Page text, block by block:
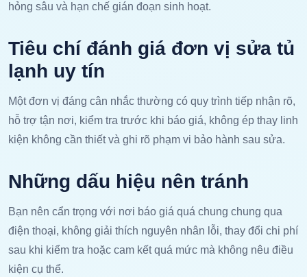
hỏng sâu và hạn chế gián đoạn sinh hoạt.
Tiêu chí đánh giá đơn vị sửa tủ
lạnh uy tín
Một đơn vị đáng cân nhắc thường có quy trình tiếp nhận rõ,
hỗ trợ tận nơi, kiểm tra trước khi báo giá, không ép thay linh
kiện không cần thiết và ghi rõ phạm vi bảo hành sau sửa.
Những dấu hiệu nên tránh
Bạn nên cẩn trọng với nơi báo giá quá chung chung qua
điện thoại, không giải thích nguyên nhân lỗi, thay đổi chi phí
sau khi kiểm tra hoặc cam kết quá mức mà không nêu điều
kiện cụ thể.